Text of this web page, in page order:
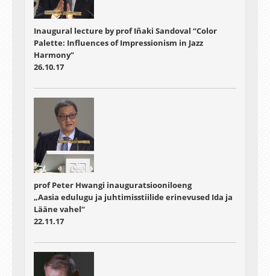
Inaugural lecture by prof Iñaki Sandoval “Color
Palette: Influences of Impressionism in Jazz
Harmony”
26.10.17
prof Peter Hwangi inauguratsiooniloeng
„Aasia edulugu ja juhtimisstiilide erinevused Ida ja
Lääne vahel“
22.11.17